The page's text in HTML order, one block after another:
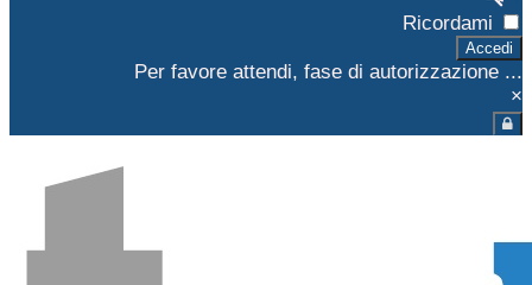
Ricordami
Accedi
Per favore attendi, fase di autorizzazione ...
×